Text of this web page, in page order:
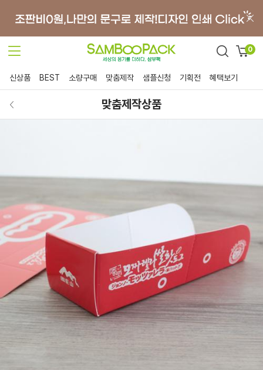
0
신상품 BEST 소량구매 맞춤제작 샘플신청 기획전 혜택보기
맞춤제작상품